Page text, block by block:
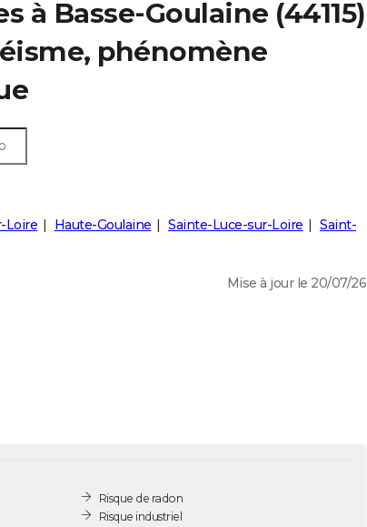
à Basse-Goulaine (44115)
phénomène
Loire Haute-Goulaine Sainte-Luce-sur-Loire
Saint-
Mise à jour le 20/07/26
Risque de radon
Risque industriel